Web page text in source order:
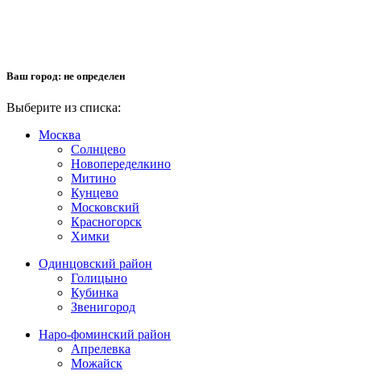
Ваш город: не определен
Выберите из списка:
Москва
Солнцево
Новопеределкино
Митино
Кунцево
Московский
Красногорск
Химки
Одинцовский район
Голицыно
Кубинка
Звенигород
Наро-фоминский район
Апрелевка
Можайск